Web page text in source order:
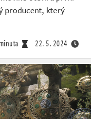
producent, který
22. 5. 2024